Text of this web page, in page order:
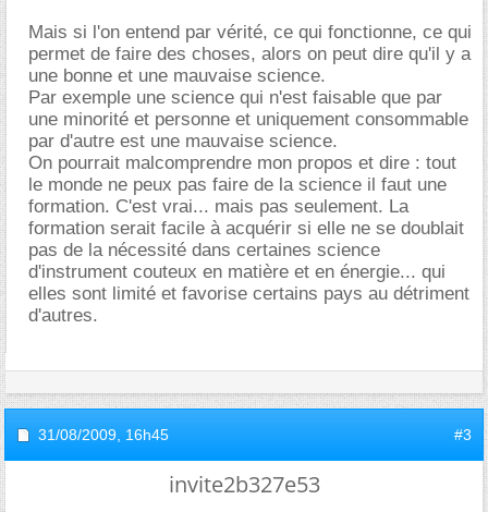
Mais si l'on entend par vérité, ce qui fonctionne, ce qui
permet de faire des choses, alors on peut dire qu'il y a
une bonne et une mauvaise science.
Par exemple une science qui n'est faisable que par
une minorité et personne et uniquement consommable
par d'autre est une mauvaise science.
On pourrait malcomprendre mon propos et dire : tout
le monde ne peux pas faire de la science il faut une
formation. C'est vrai... mais pas seulement. La
formation serait facile à acquérir si elle ne se doublait
pas de la nécessité dans certaines science
d'instrument couteux en matière et en énergie... qui
elles sont limité et favorise certains pays au détriment
d'autres.
31/08/2009, 16h45 #3
invite2b327e53